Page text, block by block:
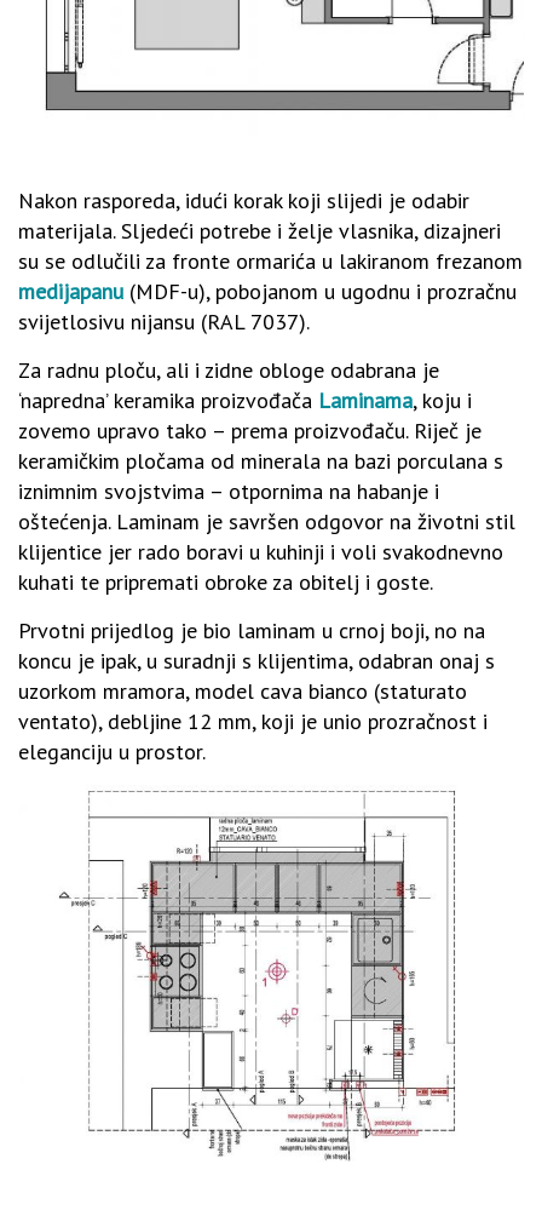
Nakon rasporeda, idući korak koji slijedi je odabir
materijala. Sljedeći potrebe i želje vlasnika, dizajneri
su se odlučili za fronte ormarića u lakiranom frezanom
medijapanu (MDF-u), pobojanom u ugodnu i prozračnu
svijetlosivu nijansu (RAL 7037).
Za radnu ploču, ali i zidne obloge odabrana je
‘napredna’ keramika proizvođača Laminama, koju i
zovemo upravo tako – prema proizvođaču. Riječ je
keramičkim pločama od minerala na bazi porculana s
iznimnim svojstvima – otpornima na habanje i
oštećenja. Laminam je savršen odgovor na životni stil
klijentice jer rado boravi u kuhinji i voli svakodnevno
kuhati te pripremati obroke za obitelj i goste.
Prvotni prijedlog je bio laminam u crnoj boji, no na
koncu je ipak, u suradnji s klijentima, odabran onaj s
uzorkom mramora, model cava bianco (staturato
ventato), debljine 12 mm, koji je unio prozračnost i
eleganciju u prostor.